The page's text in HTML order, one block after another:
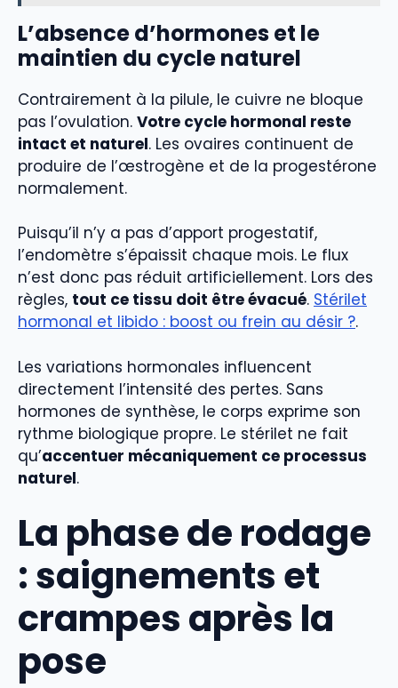
L’absence d’hormones et le
maintien du cycle naturel
Contrairement à la pilule, le cuivre ne bloque
pas l’ovulation. Votre cycle hormonal reste
intact et naturel. Les ovaires continuent de
produire de l’œstrogène et de la progestérone
normalement.
Puisqu’il n’y a pas d’apport progestatif,
l’endomètre s’épaissit chaque mois. Le flux
n’est donc pas réduit artificiellement. Lors des
règles, tout ce tissu doit être évacué. Stérilet
hormonal et libido : boost ou frein au désir ?.
Les variations hormonales influencent
directement l’intensité des pertes. Sans
hormones de synthèse, le corps exprime son
rythme biologique propre. Le stérilet ne fait
qu’accentuer mécaniquement ce processus
naturel.
La phase de rodage
: saignements et
crampes après la
pose